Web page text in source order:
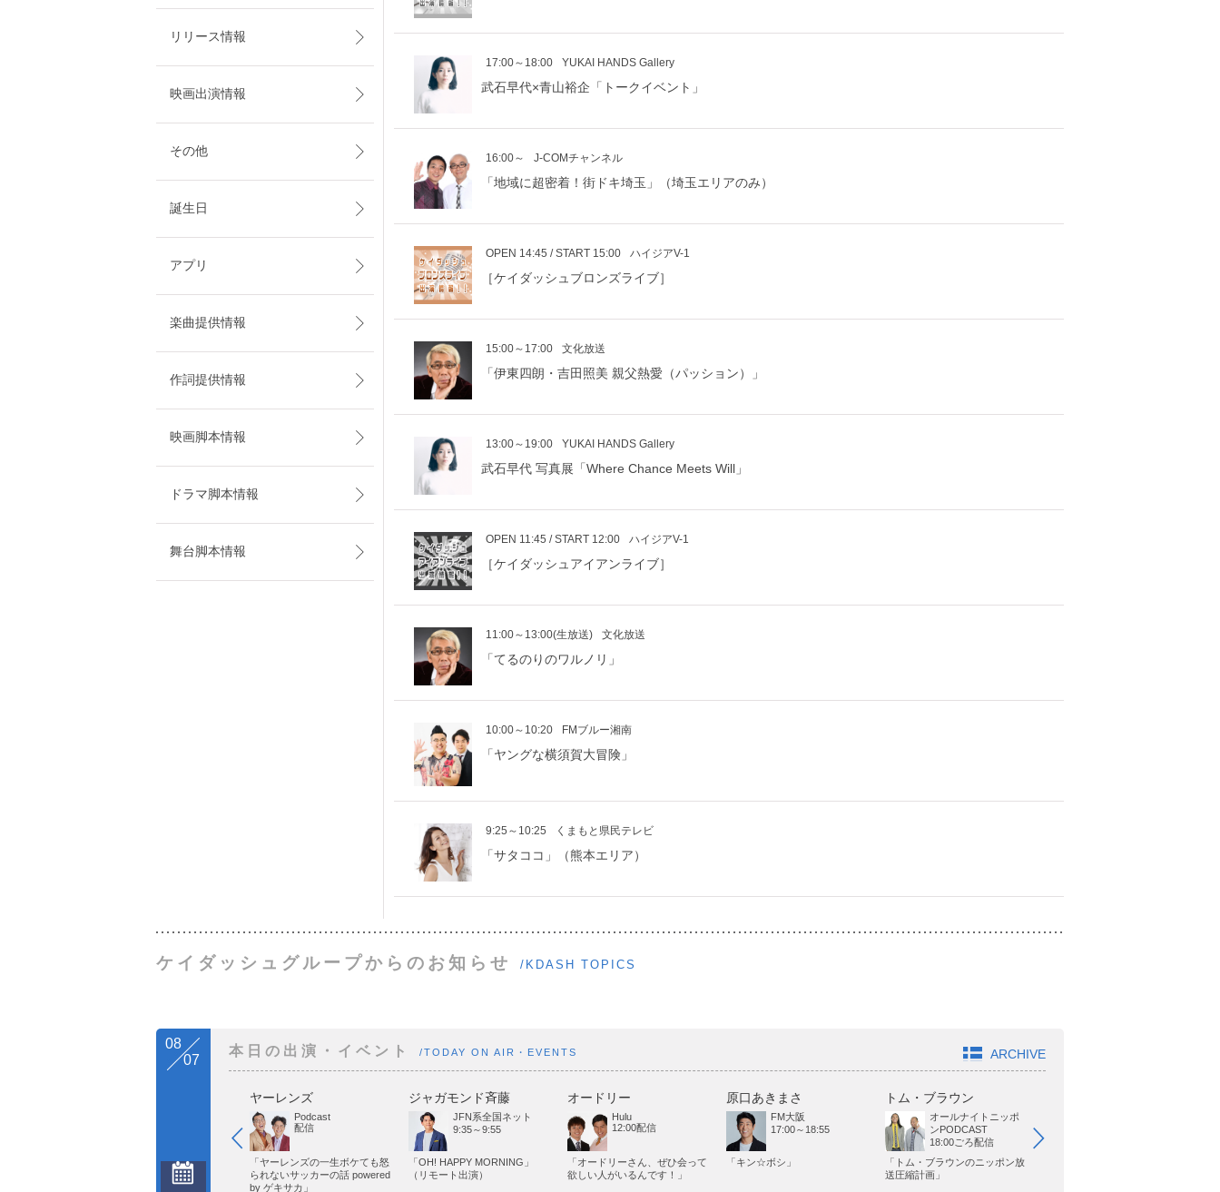
17:00～18:00 YUKAI HANDS Gallery
武石早代×青山裕企「トークイベント」
16:00～ J-COMチャンネル
「地域に超密着！街ドキ埼玉」（埼玉エリアのみ）
OPEN 14:45 / START 15:00 ハイジアV-1
［ケイダッシュブロンズライブ］
15:00～17:00 文化放送
「伊東四朗・吉田照美 親父熱愛（パッション）」
13:00～19:00 YUKAI HANDS Gallery
武石早代 写真展「Where Chance Meets Will」
OPEN 11:45 / START 12:00 ハイジアV-1
［ケイダッシュアイアンライブ］
11:00～13:00(生放送) 文化放送
「てるのりのワルノリ」
10:00～10:20 FMブルー湘南
「ヤングな横須賀大冒険」
9:25～10:25 くまもと県民テレビ
「サタココ」（熊本エリア）
リリース情報
映画出演情報
その他
誕生日
アプリ
楽曲提供情報
作詞提供情報
映画脚本情報
ドラマ脚本情報
舞台脚本情報
ケイダッシュグループからのお知らせ /KDASH TOPICS
08
07
本日の出演・イベント /TODAY ON AIR・EVENTS
ヤーレンズ
Podcast
配信
「ヤーレンズの一生ボケても怒
られないサッカーの話 powered
by ゲキサカ」
ジャガモンド斉藤
JFN系全国ネット
9:35～9:55
「OH! HAPPY MORNING」
（リモート出演）
オードリー
Hulu
12:00配信
「オードリーさん、ぜひ会って
欲しい人がいるんです！」
原口あきまさ
FM大阪
17:00～18:55
「キン☆ボシ」
トム・ブラウン
オールナイトニッポ
ンPODCAST
18:00ごろ配信
「トム・ブラウンのニッポン放
送圧縮計画」
ARCHIVE